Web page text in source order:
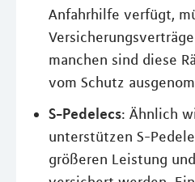
Anfahrhilfe verfügt,
manchen sind diese
vom Schutz
S-Pedelecs: Ähnlich
unterstützen S-
größeren Leistung